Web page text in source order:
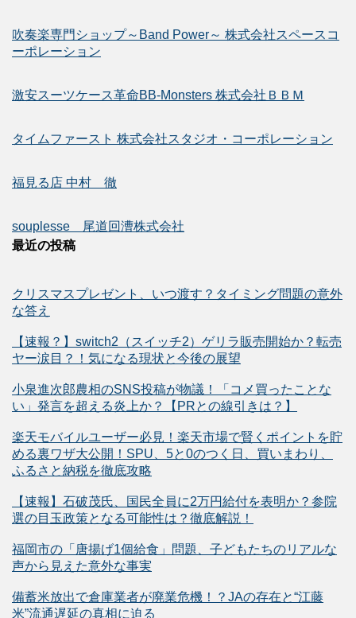
吹奏楽専門ショップ～Band Power～ 株式会社スペースコ
ーポレーション
激安スーツケース革命BB-Monsters 株式会社ＢＢＭ
タイムファースト 株式会社スタジオ・コーポレーション
福見る店 中村 徹
souplesse 尾道回漕株式会社
最近の投稿
クリスマスプレゼント、いつ渡す？タイミング問題の意外
な答え
【速報？】switch2（スイッチ2）ゲリラ販売開始か？転売
ヤー涙目？！気になる現状と今後の展望
小泉進次郎農相のSNS投稿が物議！「コメ買ったことな
い」発言を超える炎上か？【PRとの線引きは？】
楽天モバイルユーザー必見！楽天市場で賢くポイントを貯
める裏ワザ大公開！SPU、5と0のつく日、買いまわり、
ふるさと納税を徹底攻略
【速報】石破茂氏、国民全員に2万円給付を表明か？参院
選の目玉政策となる可能性は？徹底解説！
福岡市の「唐揚げ1個給食」問題、子どもたちのリアルな
声から見えた意外な事実
備蓄米放出で倉庫業者が廃業危機！？JAの存在と“江藤
米”流通遅延の真相に迫る